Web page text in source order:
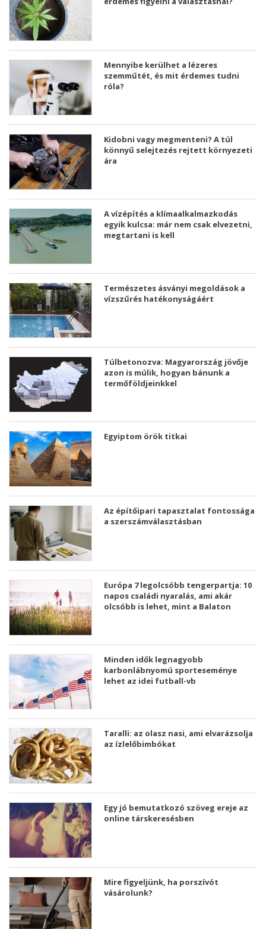
Mennyibe kerülhet a lézeres
szemműtét, és mit érdemes tudni
róla?
Kidobni vagy megmenteni? A túl
könnyű selejtezés rejtett környezeti
ára
A vízépítés a klímaalkalmazkodás
egyik kulcsa: már nem csak elvezetni,
megtartani is kell
Természetes ásványi megoldások a
vízszűrés hatékonyságáért
Túlbetonozva: Magyarország jövője
azon is múlik, hogyan bánunk a
termőföldjeinkkel
Egyiptom örök titkai
Az építőipari tapasztalat fontossága
a szerszámválasztásban
Európa 7 legolcsóbb tengerpartja: 10
napos családi nyaralás, ami akár
olcsóbb is lehet, mint a Balaton
Minden idők legnagyobb
karbonlábnyomú sporteseménye
lehet az idei futball-vb
Taralli: az olasz nasi, ami elvarázsolja
az ízlelőbimbókat
Egy jó bemutatkozó szöveg ereje az
online társkeresésben
Mire figyeljünk, ha porszívót
vásárolunk?